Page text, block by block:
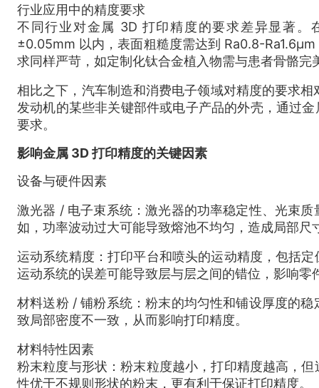
行业应用中的精度要求
不同行业对金属 3D 打印精度的要求差异显著
±0.05mm 以内，表面粗糙度需达到 Ra0.8-
求同样严苛，如定制化钛合金植入物需与患者骨骼
相比之下，汽车制造和消费电子领域对精度的要求
发动机的某些非关键部件或电子产品的外壳，通过
要求。
影响金属 3D 打印精度的关键因素
设备与硬件因素
激光器 / 电子束系统：激光器的功率稳定性、光束
如，功率波动过大可能导致熔池不均匀，造成局部尺
运动系统精度：打印平台和喷头的运动精度，包括
运动系统的误差可能导致层与层之间的错位，影响零
材料送粉 / 铺粉系统：粉末的均匀性和铺设厚度的
致局部密度不一致，从而影响打印精度。
材料特性因素
粉末粒度与形状：粉末粒度越小，打印精度越高，
性优于不规则形状的粉末，更有利于保证打印精度。